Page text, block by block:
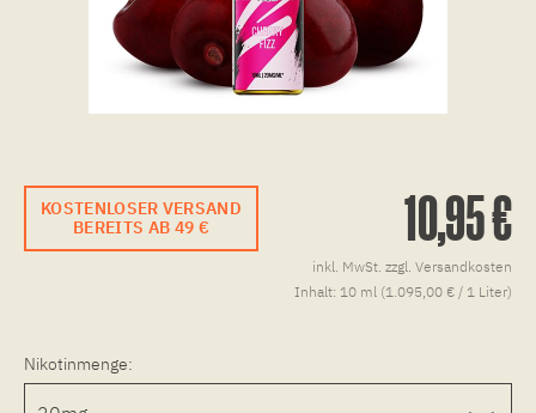
KOSTENLOSER VERSAND
BEREITS AB 49 €
10,95 €
inkl. MwSt. zzgl. Versandkosten
Inhalt: 10 ml (1.095,00 € / 1 Liter)
Nikotinmenge: